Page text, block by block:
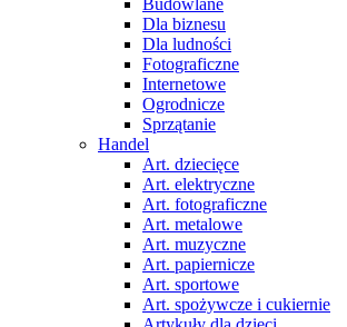
Budowlane
Dla biznesu
Dla ludności
Fotograficzne
Internetowe
Ogrodnicze
Sprzątanie
Handel
Art. dziecięce
Art. elektryczne
Art. fotograficzne
Art. metalowe
Art. muzyczne
Art. papiernicze
Art. sportowe
Art. spożywcze i cukiernie